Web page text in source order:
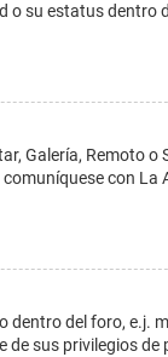
o su estatus dentro
Galería, Remoto o
con
dentro del foro, e.j.
sus privilegios de